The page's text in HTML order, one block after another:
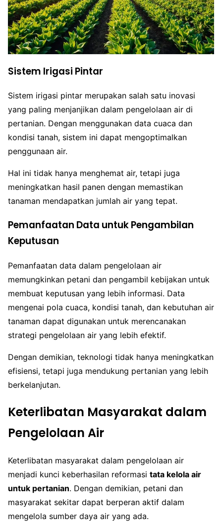
Sistem Irigasi Pintar
Sistem irigasi pintar merupakan salah satu inovasi
yang paling menjanjikan dalam pengelolaan air di
pertanian. Dengan menggunakan data cuaca dan
kondisi tanah, sistem ini dapat mengoptimalkan
penggunaan air.
Hal ini tidak hanya menghemat air, tetapi juga
meningkatkan hasil panen dengan memastikan
tanaman mendapatkan jumlah air yang tepat.
Pemanfaatan Data untuk Pengambilan
Keputusan
Pemanfaatan data dalam pengelolaan air
memungkinkan petani dan pengambil kebijakan untuk
membuat keputusan yang lebih informasi. Data
mengenai pola cuaca, kondisi tanah, dan kebutuhan air
tanaman dapat digunakan untuk merencanakan
strategi pengelolaan air yang lebih efektif.
Dengan demikian, teknologi tidak hanya meningkatkan
efisiensi, tetapi juga mendukung pertanian yang lebih
berkelanjutan.
Keterlibatan Masyarakat dalam
Pengelolaan Air
Keterlibatan masyarakat dalam pengelolaan air
menjadi kunci keberhasilan reformasi tata kelola air
untuk pertanian. Dengan demikian, petani dan
masyarakat sekitar dapat berperan aktif dalam
mengelola sumber daya air yang ada.